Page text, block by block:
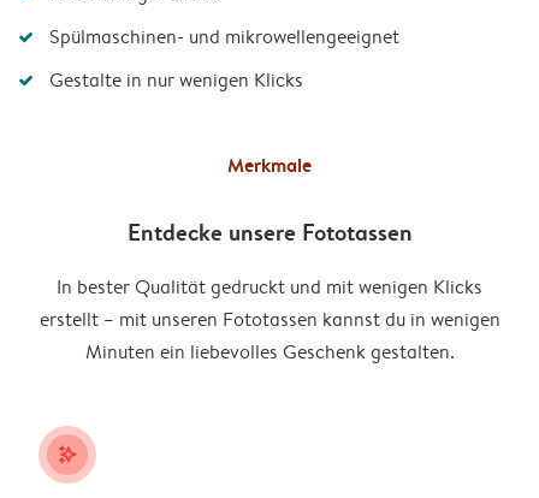
Spülmaschinen- und mikrowellengeeignet
Gestalte in nur wenigen Klicks
Merkmale
Entdecke unsere Fototassen
In bester Qualität gedruckt und mit wenigen Klicks
erstellt – mit unseren Fototassen kannst du in wenigen
Minuten ein liebevolles Geschenk gestalten.
stars_plus